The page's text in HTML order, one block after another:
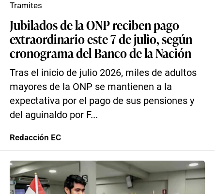
Jubilados de la ONP reciben pago
extraordinario este 7 de julio, según
cronograma del Banco de la Nación
Tras el inicio de julio 2026, miles de adultos
mayores de la ONP se mantienen a la
expectativa por el pago de sus pensiones y
del aguinaldo por F...
Tramites
Redacción EC